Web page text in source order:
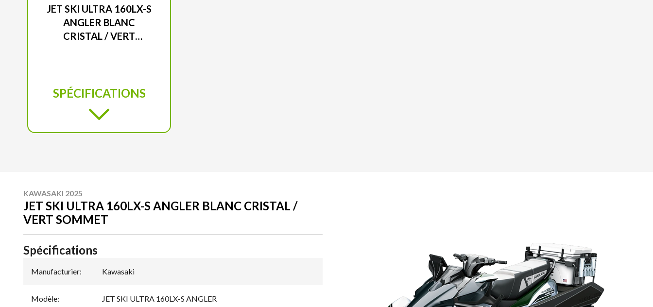
JET SKI ULTRA 160LX-S
ANGLER BLANC
CRISTAL / VERT
SPÉCIFICATIONS
KAWASAKI 2025
JET SKI ULTRA 160LX-S ANGLER BLANC CRISTAL /
VERT SOMMET
Spécifications
Manufacturier: Kawasaki
Modèle: JET SKI ULTRA 160LX-S ANGLER